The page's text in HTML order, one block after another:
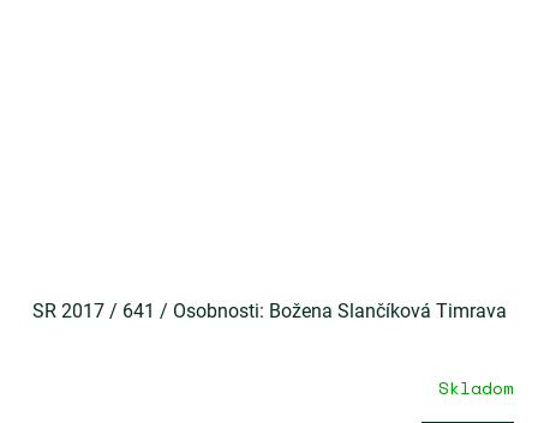
SR 2017 / 641 / Osobnosti: Božena Slančíková Timrava
Skladom